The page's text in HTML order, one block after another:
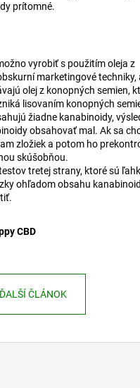
prítomné.
vyrobiť s použitím oleja z
marketingové techniky,
olej z konopných semien,
lisovaním konopných
žiadne kanabinoidy,
obsahovať mal. Ak sa
zložiek a potom ho
skúšobňou.
tretej strany, ktoré sú
ohľadom obsahu
CBD
ĎALŠÍ ČLÁNOK